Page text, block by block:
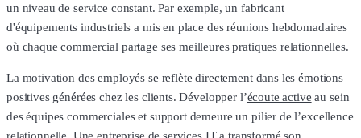
un niveau de service constant. Par exemple, un fabricant
d'équipements industriels a mis en place des réunions hebdomadaires
où chaque commercial partage ses meilleures pratiques relationnelles.
La motivation des employés se reflète directement dans les émotions
positives générées chez les clients. Développer l’écoute active au sein
des équipes commerciales et support demeure un pilier de l’excellence
relationnelle. Une entreprise de services IT a transformé son